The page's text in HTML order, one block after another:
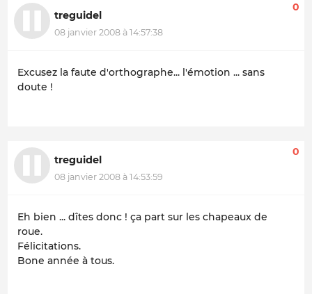
treguidel
08 janvier 2008 à 14:57:38
0
Excusez la faute d'orthographe... l'émotion ... sans
doute !
treguidel
08 janvier 2008 à 14:53:59
0
Eh bien ... dîtes donc ! ça part sur les chapeaux de
roue.
Félicitations.
Bone année à tous.